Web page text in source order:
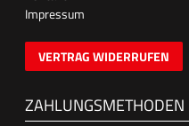
Impressum
VERTRAG WIDERRUFEN
ZAHLUNGSMETHODEN